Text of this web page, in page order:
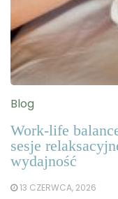
Blog
Work-life
sesje
wydajność
13 CZERWCA, 2026